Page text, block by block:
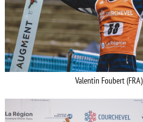
Valentin Foubert (FRA)